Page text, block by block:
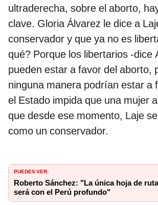
ultraderecha, sobre el aborto,
clave. Gloria Álvarez le dice a
conservador y que ya no es
qué? Porque los libertarios -dice
pueden estar a favor del aborto,
ninguna manera podrían estar a
el Estado impida que una mujer
que desde ese momento, Laje
como un conservador.
PUEDES VER:
Roberto Sánchez: "La única hoja de
será con el Perú profundo"